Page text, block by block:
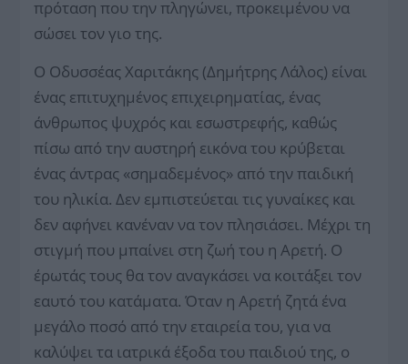
πρόταση που την πληγώνει, προκειμένου να
σώσει τον γιο της.
Ο Οδυσσέας Χαριτάκης (Δημήτρης Λάλος) είναι
ένας επιτυχημένος επιχειρηματίας, ένας
άνθρωπος ψυχρός και εσωστρεφής, καθώς
πίσω από την αυστηρή εικόνα του κρύβεται
ένας άντρας «σημαδεμένος» από την παιδική
του ηλικία. Δεν εμπιστεύεται τις γυναίκες και
δεν αφήνει κανέναν να τον πλησιάσει. Μέχρι τη
στιγμή που μπαίνει στη ζωή του η Αρετή. Ο
έρωτάς τους θα τον αναγκάσει να κοιτάξει τον
εαυτό του κατάματα. Όταν η Αρετή ζητά ένα
μεγάλο ποσό από την εταιρεία του, για να
καλύψει τα ιατρικά έξοδα του παιδιού της, ο